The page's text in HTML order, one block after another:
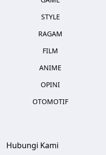
STYLE
RAGAM
FILM
ANIME
OPINI
OTOMOTIF
Hubungi Kami